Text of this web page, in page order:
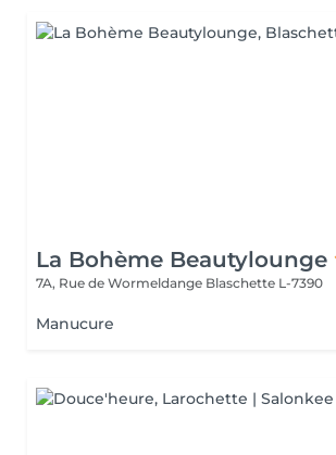
La Bohème Beautylounge
7A, Rue de Wormeldange Blaschette L-7390
Manucure